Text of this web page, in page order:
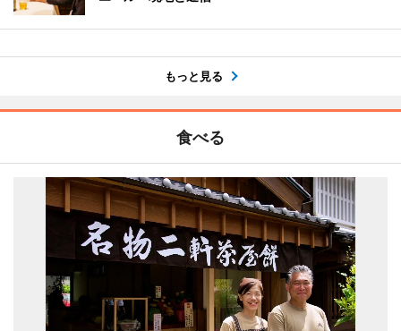
もっと見る
食べる